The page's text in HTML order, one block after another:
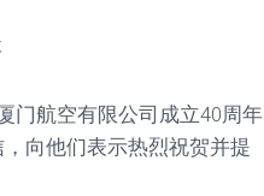
门航空有限公司成立40周年
向他们表示热烈祝贺并提